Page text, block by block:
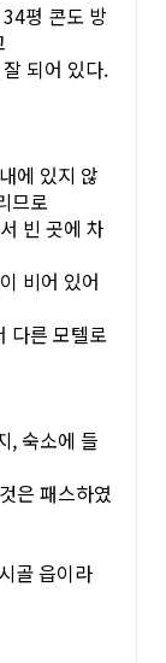
평 콘도 방
되어 있다.
에 있지 않
므로
빈 곳에 차
비어 있어
다른 모텔로
, 숙소에 들
은 패스하였
골 읍이라